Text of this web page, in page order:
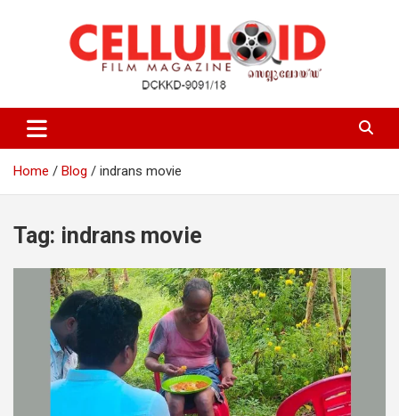
celluloid
Home Blog indrans movie
Tag: indrans movie